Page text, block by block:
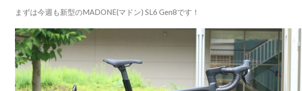
まずは今週も新型のMADONE(マドン) SL6 Gen8です！